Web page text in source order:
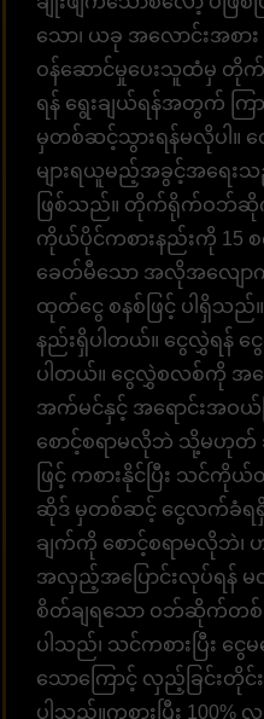
သော၊ ယခု အလောင်းအစား
ဝန်ဆောင်မှုပေးသူထံမှ တို
ရန် ရွေးချယ်ရန်အတွက် ကြ
မှတစ်ဆင့်သွားရန်မလိုပါ။ လ
များရယူမည့်အခွင့်အရေး
ဖြစ်သည်။ တိုက်ရိုက်ဝဘ်
ကိုယ်ပိုင်ကစားနည်းကို 15
ခေတ်မီသော အလိုအလျောက်
ထုတ်ငွေ စနစ်ဖြင့် ပါရှိသည်
နည်းရှိပါတယ်။ ငွေလွှဲရန် ငွေ
ပါတယ်။ ငွေလွှဲစလစ်ကို အကြ
အက်မင်နှင့် အရောင်းအဝယ်
စောင့်စရာမလိုဘဲ သို့မဟုတ်
ဖြင့် ကစားနိုင်ပြီး သင်
ဆိုဒ် မှတစ်ဆင့် ငွေလက်ခံရရှိ
ချက်ကို စောင့်စရာမလိုဘဲ
အလှည့်အပြောင်းလုပ်ရန်
စိတ်ချရသော ဝဘ်ဆိုက်တစ်ခု
ပါသည်၊ သင်ကစားပြီး ငွေ
သောကြောင့် လှည့်ခြင်းတို
ပါသည်။ကစားပြီး